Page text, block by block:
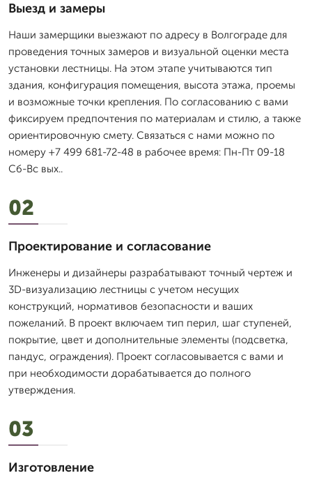
Выезд и замеры
Наши замерщики выезжают по адресу в Волгограде для
проведения точных замеров и визуальной оценки места
установки лестницы. На этом этапе учитываются тип
здания, конфигурация помещения, высота этажа, проемы
и возможные точки крепления. По согласованию с вами
фиксируем предпочтения по материалам и стилю, а также
ориентировочную смету. Связаться с нами можно по
номеру +7 499 681-72-48 в рабочее время: Пн-Пт 09-18
Сб-Вс вых..
02
Проектирование и согласование
Инженеры и дизайнеры разрабатывают точный чертеж и
3D-визуализацию лестницы с учетом несущих
конструкций, нормативов безопасности и ваших
пожеланий. В проект включаем тип перил, шаг ступеней,
покрытие, цвет и дополнительные элементы (подсветка,
пандус, ограждения). Проект согласовывается с вами и
при необходимости дорабатывается до полного
утверждения.
03
Изготовление